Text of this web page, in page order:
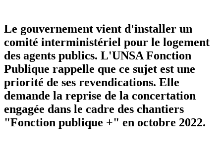
Le gouvernement vient d'installer un
comité interministériel pour le logement
des agents publics. L'UNSA Fonction
Publique rappelle que ce sujet est une
priorité de ses revendications. Elle
demande la reprise de la concertation
engagée dans le cadre des chantiers
"Fonction publique +" en octobre 2022.